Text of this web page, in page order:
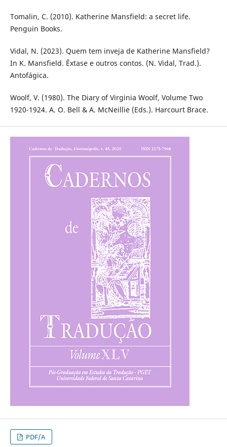
Tomalin, C. (2010). Katherine Mansfield: a secret life.
Penguin Books.
Vidal, N. (2023). Quem tem inveja de Katherine Mansfield?
In K. Mansfield. Êxtase e outros contos. (N. Vidal, Trad.).
Antofágica.
Woolf, V. (1980). The Diary of Virginia Woolf, Volume Two
1920-1924. A. O. Bell & A. McNeillie (Eds.). Harcourt Brace.
PDF/A